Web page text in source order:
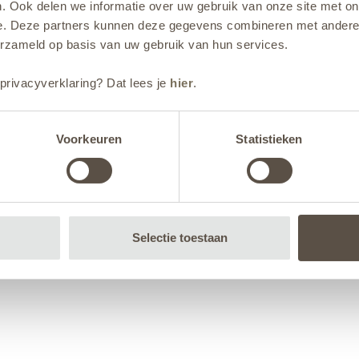
Ook delen we informatie over uw gebruik van onze site met
Deze partners kunnen deze gegevens combineren met
op basis van uw gebruik van hun services.
Dat lees je hier.
Voorkeuren Statistieken
Selectie toestaan